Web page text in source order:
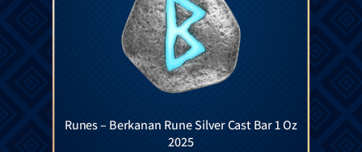
Runes – Berkanan Rune Silver Cast Bar 1 Oz
2025